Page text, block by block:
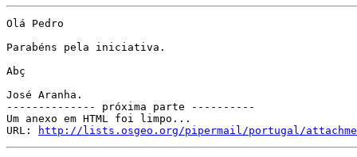
Olá Pedro
Parabéns pela iniciativa.
Abç
José Aranha.
-------------- próxima parte ----------
Um anexo em HTML foi limpo...
URL:
http://lists.osgeo.org/pipermail/portugal/